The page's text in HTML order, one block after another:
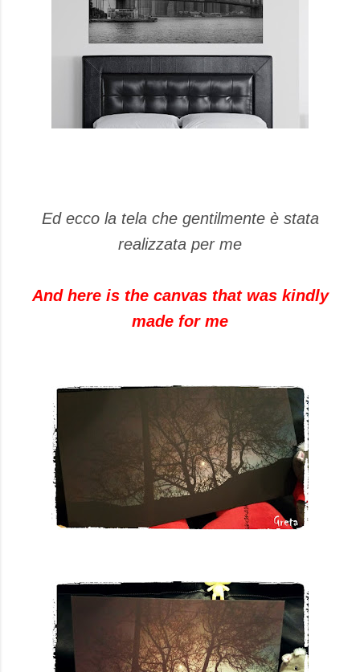
Ed ecco la tela che gentilmente è stata
realizzata per me
And here is the canvas that was kindly
made for me